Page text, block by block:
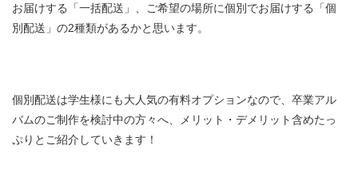
お届けする「一括配送」、ご希望の場所に個別でお届けする「個
別配送」の2種類があるかと思います。
個別配送は学生様にも大人気の有料オプションなので、卒業アル
バムのご制作を検討中の方々へ、メリット・デメリット含めたっ
ぷりとご紹介していきます！
06-6131-2205
LINEで相談する 無料お見積もり 資料請求